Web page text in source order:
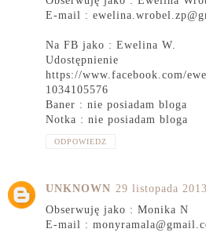
E-mail :
Na FB jako : Ewelina W.
https://www.facebook.com/
1034105576
Baner : nie posiadam bloga
Notka : nie posiadam bloga
ODPOWIEDZ
UNKNOWN 29 listopada
Obserwuję jako : Monika N
E-mail :